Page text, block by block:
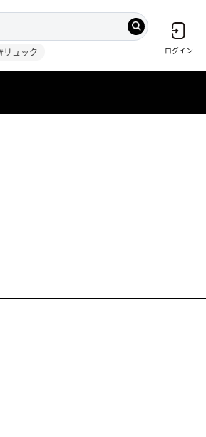
リュック ログイン